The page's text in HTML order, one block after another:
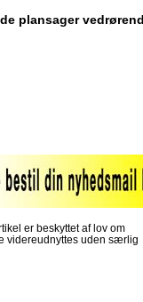
plansager
er beskyttet af lov om
videreudnyttes uden særlig